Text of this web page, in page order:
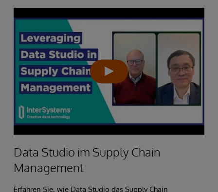
Data Studio im Supply Chain
Management
Erfahren Sie, wie Data Studio das Supply Chain